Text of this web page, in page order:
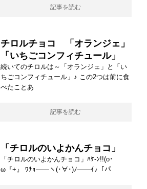
記事を読む
チロルチョコ 「オランジェ」
「いちごコンフィチュール」
続いてのチロルは～「オランジェ」と「い
ちごコンフィチュール」♪ この2つは前に食
べたことあ
記事を読む
「チロルのいよかんチョコ」
「チロルのいよかんチョコ」ﾊｹ-ﾝ!!(o･
ω『+』 ﾜﾁｮ――ヽ(･∀･)ﾉ――ｲ♪「バ